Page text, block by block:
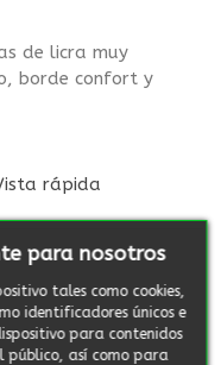
para nosotros
tales como cookies,
identificadores únicos e
para contenidos
público, así como para
de licra muy
borde confort y
rápida